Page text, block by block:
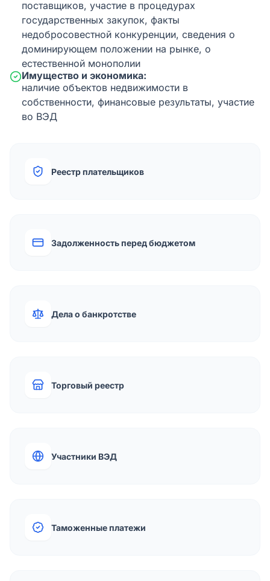
поставщиков, участие в процедурах
государственных закупок, факты
недобросовестной конкуренции, сведения о
доминирующем положении на рынке, о
естественной монополии
Имущество и экономика:
наличие объектов недвижимости в
собственности, финансовые результаты, участие
во ВЭД
Реестр плательщиков
Задолженность перед бюджетом
Дела о банкротстве
Торговый реестр
Участники ВЭД
Таможенные платежи